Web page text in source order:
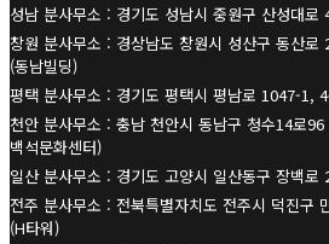
성남 분사무소 : 경기도 성남시 중원구 산성대로
창원 분사무소 : 경상남도 창원시 성산구 동산로
(동남빌딩)
평택 분사무소 : 경기도 평택시 평남로 1047-1,
천안 분사무소 : 충남 천안시 동남구 청수14로
백석문화센터)
일산 분사무소 : 경기도 고양시 일산동구 장백로
전주 분사무소 : 전북특별자치도 전주시 덕진구
(H타워)